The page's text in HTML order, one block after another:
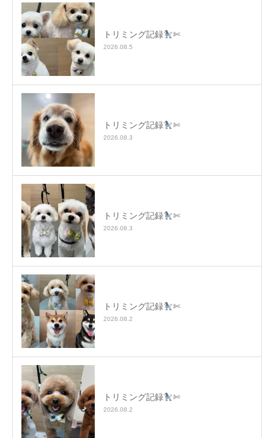
トリミング記録 ✄
2026.08.5
トリミング記録 ✄
2026.08.3
トリミング記録 ✄
2026.08.3
トリミング記録 ✄
2026.08.2
トリミング記録 ✄
2026.08.2